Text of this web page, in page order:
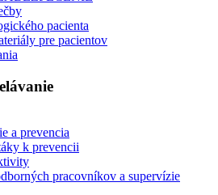
pacienta
pre pacientov
a prevencia
k prevencii
pracovníkov a supervízie